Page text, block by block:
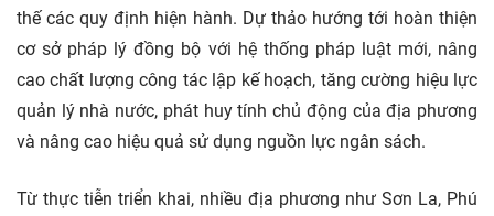
thế các quy định hiện hành. Dự thảo hướng tới hoàn thiện
cơ sở pháp lý đồng bộ với hệ thống pháp luật mới, nâng
cao chất lượng công tác lập kế hoạch, tăng cường hiệu lực
quản lý nhà nước, phát huy tính chủ động của địa phương
và nâng cao hiệu quả sử dụng nguồn lực ngân sách.
Từ thực tiễn triển khai, nhiều địa phương như Sơn La, Phú